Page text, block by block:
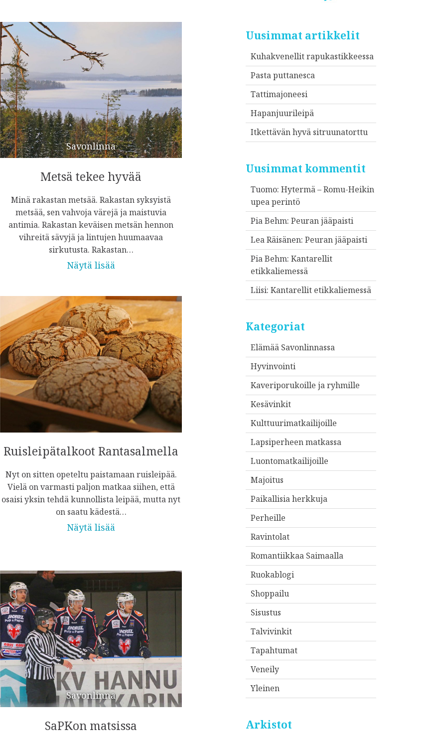
Savonlinna
Metsä tekee hyvää
Minä rakastan metsää. Rakastan syksyistä
metsää, sen vahvoja värejä ja maistuvia
antimia. Rakastan keväisen metsän hennon
vihreitä sävyjä ja lintujen huumaavaa
sirkutusta. Rakastan…
Näytä lisää
Ruisleipätalkoot Rantasalmella
Nyt on sitten opeteltu paistamaan ruisleipää.
Vielä on varmasti paljon matkaa siihen, että
osaisi yksin tehdä kunnollista leipää, mutta nyt
on saatu kädestä…
Näytä lisää
Savonlinna
SaPKon matsissa
Uusimmat artikkelit
Kuhakvenellit rapukastikkeessa
Pasta puttanesca
Tattimajoneesi
Hapanjuurileipä
Itkettävän hyvä sitruunatorttu
Uusimmat kommentit
Tuomo: Hytermä – Romu-Heikin
upea perintö
Pia Behm: Peuran jääpaisti
Lea Räisänen: Peuran jääpaisti
Pia Behm: Kantarellit
etikkaliemessä
Liisi: Kantarellit etikkaliemessä
Kategoriat
Elämää Savonlinnassa
Hyvinvointi
Kaveriporukoille ja ryhmille
Kesävinkit
Kulttuurimatkailijoille
Lapsiperheen matkassa
Luontomatkailijoille
Majoitus
Paikallisia herkkuja
Perheille
Ravintolat
Romantiikkaa Saimaalla
Ruokablogi
Shoppailu
Sisustus
Talvivinkit
Tapahtumat
Veneily
Yleinen
Arkistot